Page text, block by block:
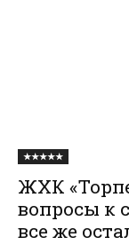
★★★★★
ЖХК
вопросы к
все же